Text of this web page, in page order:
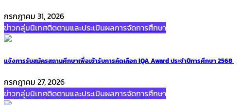
กรกฎาคม 31, 2026
ข่าวกลุ่มนิเทศติดตามและประเมินผลการจัดการศึกษา
แจ้งการรับสมัครสถานศึกษาเพื่อเข้ารับการคัดเลือก IQA Award ประจำปีการศึกษา 2568
กรกฎาคม 27, 2026
ข่าวกลุ่มนิเทศติดตามและประเมินผลการจัดการศึกษา